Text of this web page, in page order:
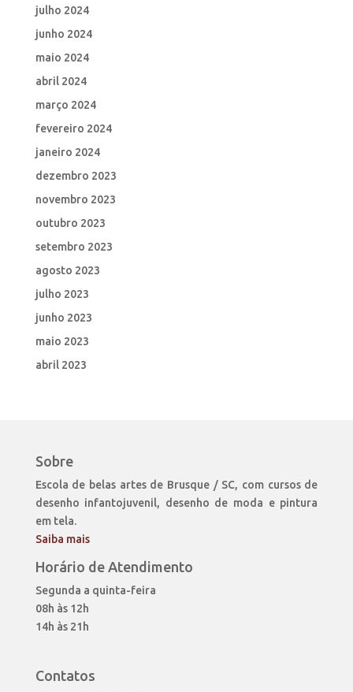
julho 2024
junho 2024
maio 2024
abril 2024
março 2024
fevereiro 2024
janeiro 2024
dezembro 2023
novembro 2023
outubro 2023
setembro 2023
agosto 2023
julho 2023
junho 2023
maio 2023
abril 2023
Sobre
Escola de belas artes de Brusque / SC, com cursos de
desenho infantojuvenil, desenho de moda e pintura
em tela.
Saiba mais
Horário de Atendimento
Segunda a quinta-feira
08h às 12h
14h às 21h
Contatos